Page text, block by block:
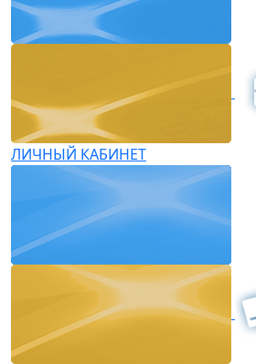
ЛИЧНЫЙ КАБИНЕТ